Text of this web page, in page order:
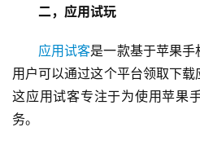
二，应用试玩
应用试客是一款基于苹果
用户可以通过这个平台领取下
这应用试客专注于为使用苹果
务。